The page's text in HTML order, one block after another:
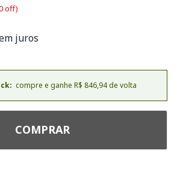
off)
juros
compre e ganhe R$ 846,94 de volta
COMPRAR